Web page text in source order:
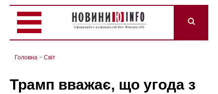
Головна > Світ
Трамп вважає, що угода з